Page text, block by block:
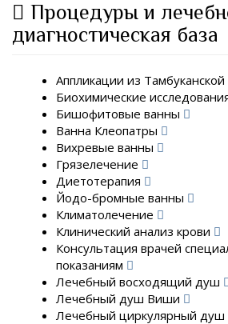
Процедуры и
диагностическая база
Аппликации из Тамбуканской
Биохимические
Бишофитовые ванны
Ванна Клеопатры
Вихревые ванны
Грязелечение
Диетотерапия
Йодо-бромные ванны
Климатолечение
Клинический анализ крови
Консультация врачей
показаниям
Лечебный восходящий душ
Лечебный душ Виши
Лечебный циркулярный душ